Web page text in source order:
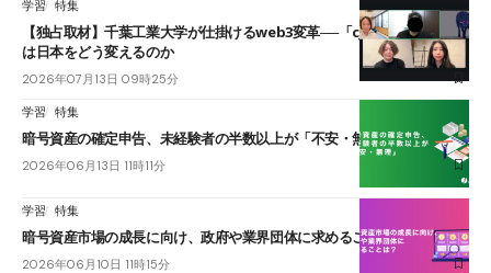
学習 特集
【独占取材】千葉工業大学が仕掛けるweb3変革──「cJPY」とAIの融合
は日本をどう変えるのか
2026年07月13日 09時25分
学習 特集
暗号資産の確定申告、未経験者の半数以上が「不安・無理」
2026年06月13日 11時11分
学習 特集
暗号資産市場の成長に向け、政府や業界団体に求めることは？
2026年06月10日 11時15分